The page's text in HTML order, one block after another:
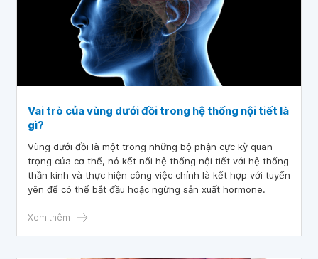
Vai trò của vùng dưới đồi trong hệ thống nội tiết là
gì?
Vùng dưới đồi là một trong những bộ phận cực kỳ quan
trọng của cơ thể, nó kết nối hệ thống nội tiết với hệ thống
thần kinh và thực hiện công việc chính là kết hợp với tuyến
yên để có thể bắt đầu hoặc ngừng sản xuất hormone.
Xem thêm